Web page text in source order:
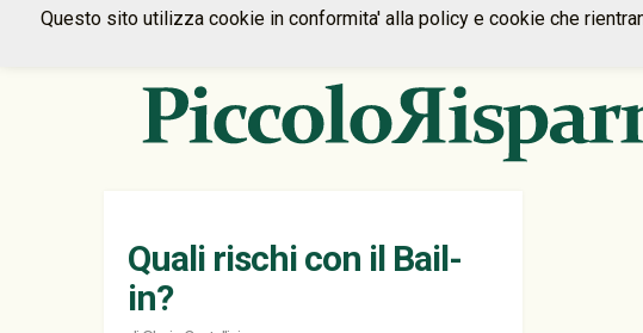
Quali rischi con il Bail-
in?
Questo sito utilizza cookie in conformita' alla policy e cookie che